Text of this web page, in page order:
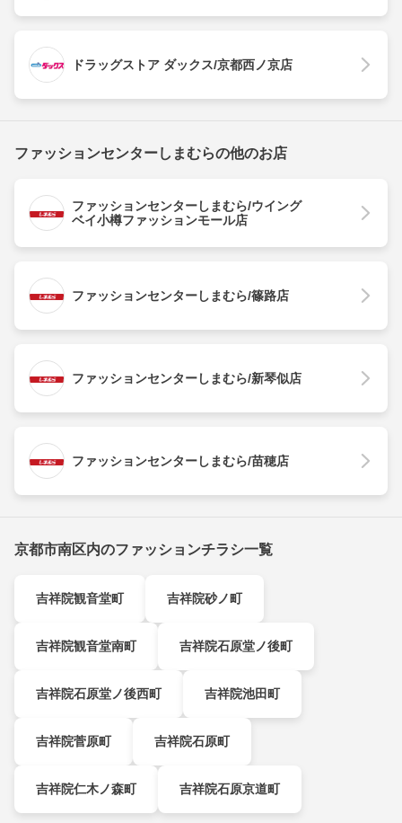
ドラッグストア ダックス/京都西ノ京店
ファッションセンターしまむらの他のお店
ファッションセンターしまむら/ウイング
ベイ小樽ファッションモール店
ファッションセンターしまむら/篠路店
ファッションセンターしまむら/新琴似店
ファッションセンターしまむら/苗穂店
京都市南区内のファッションチラシ一覧
吉祥院観音堂町 吉祥院砂ノ町
吉祥院観音堂南町 吉祥院石原堂ノ後町
吉祥院石原堂ノ後西町 吉祥院池田町
吉祥院菅原町 吉祥院石原町
吉祥院仁木ノ森町 吉祥院石原京道町